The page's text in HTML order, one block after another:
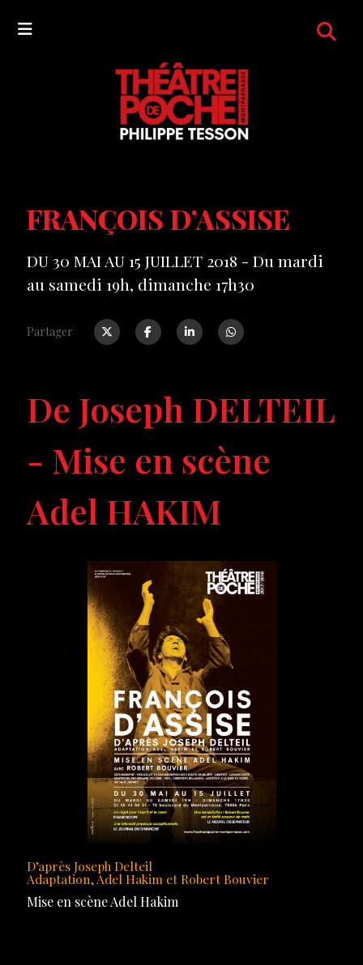
FRANÇOIS D’ASSISE
DU 30 MAI AU 15 JUILLET 2018 - Du mardi
au samedi 19h, dimanche 17h30
Partager
De Joseph DELTEIL
- Mise en scène
Adel HAKIM
D’après Joseph Delteil
Adaptation, Adel Hakim et Robert Bouvier
Mise en scène Adel Hakim